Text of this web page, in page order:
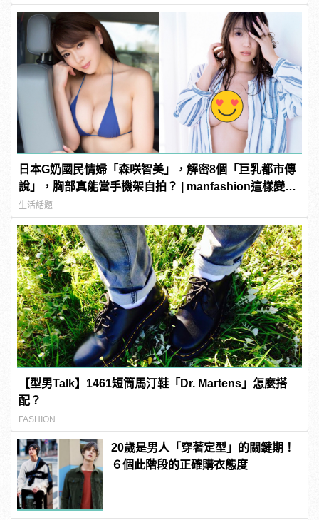
日本G奶國民情婦「森咲智美」，解密8個「巨乳都市傳
說」，胸部真能當手機架自拍？ | manfashion這樣變型
男
生活話題
【型男Talk】1461短筒馬汀鞋「Dr. Martens」怎麼搭
配？
FASHION
20歲是男人「穿著定型」的關鍵期！
６個此階段的正確購衣態度